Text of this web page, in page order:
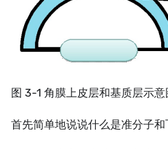
图 3-1 角膜上皮层和基质层示意
首先简单地说说什么是准分子和